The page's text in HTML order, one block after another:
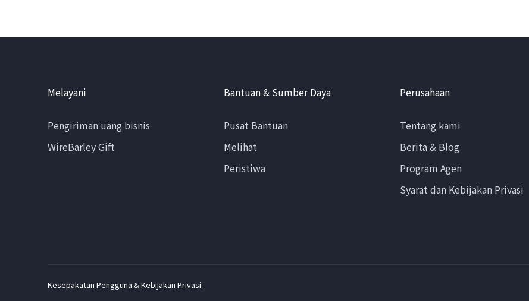
Melayani
Pengiriman uang bisnis
WireBarley Gift
Bantuan & Sumber Daya
Pusat Bantuan
Melihat
Peristiwa
Perusahaan
Tentang kami
Berita & Blog
Program Agen
Syarat dan Kebijakan Privasi
Kesepakatan Pengguna & Kebijakan Privasi